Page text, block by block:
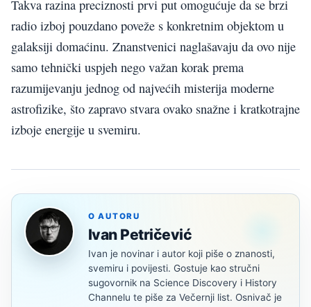
Takva razina preciznosti prvi put omogućuje da se brzi
radio izboj pouzdano poveže s konkretnim objektom u
galaksiji domaćinu. Znanstvenici naglašavaju da ovo nije
samo tehnički uspjeh nego važan korak prema
razumijevanju jednog od najvećih misterija moderne
astrofizike, što zapravo stvara ovako snažne i kratkotrajne
izboje energije u svemiru.
O AUTORU
Ivan Petričević
Ivan je novinar i autor koji piše o znanosti,
svemiru i povijesti. Gostuje kao stručni
sugovornik na Science Discovery i History
Channelu te piše za Večernji list. Osnivač je